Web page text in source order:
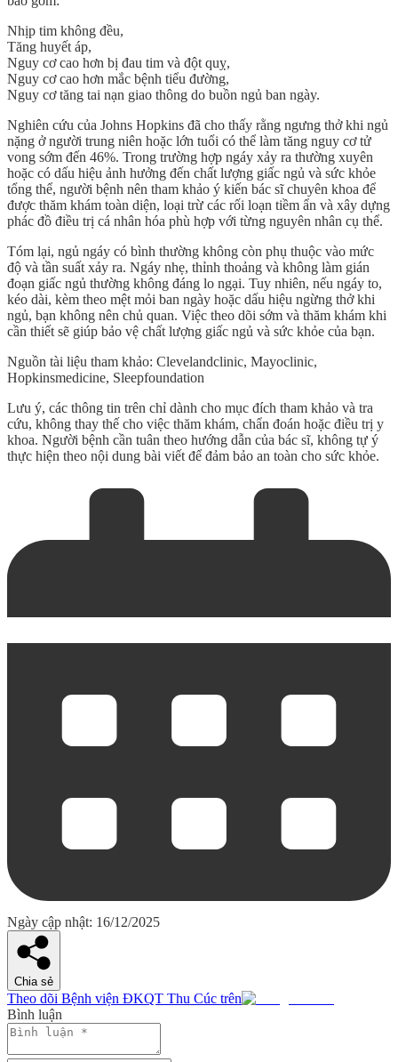
Nhịp tim không đều,
Tăng huyết áp,
Nguy cơ cao hơn bị đau tim và đột quỵ,
Nguy cơ cao hơn mắc bệnh tiểu đường,
Nguy cơ tăng tai nạn giao thông do buồn ngủ ban ngày.
Nghiên cứu của Johns Hopkins đã cho thấy rằng ngưng thở khi ngủ
nặng ở người trung niên hoặc lớn tuổi có thể làm tăng nguy cơ tử
vong sớm đến 46%. Trong trường hợp ngáy xảy ra thường xuyên
hoặc có dấu hiệu ảnh hưởng đến chất lượng giấc ngủ và sức khỏe
tổng thể, người bệnh nên tham khảo ý kiến bác sĩ chuyên khoa để
được thăm khám toàn diện, loại trừ các rối loạn tiềm ẩn và xây dựng
phác đồ điều trị cá nhân hóa phù hợp với từng nguyên nhân cụ thể.
Tóm lại, ngủ ngáy có bình thường không còn phụ thuộc vào mức
độ và tần suất xảy ra. Ngáy nhẹ, thỉnh thoảng và không làm gián
đoạn giấc ngủ thường không đáng lo ngại. Tuy nhiên, nếu ngáy to,
kéo dài, kèm theo mệt mỏi ban ngày hoặc dấu hiệu ngừng thở khi
ngủ, bạn không nên chủ quan. Việc theo dõi sớm và thăm khám khi
cần thiết sẽ giúp bảo vệ chất lượng giấc ngủ và sức khỏe của bạn.
Nguồn tài liệu tham khảo: Clevelandclinic, Mayoclinic,
Hopkinsmedicine, Sleepfoundation
Lưu ý, các thông tin trên chỉ dành cho mục đích tham khảo và tra
cứu, không thay thế cho việc thăm khám, chẩn đoán hoặc điều trị y
khoa. Người bệnh cần tuân theo hướng dẫn của bác sĩ, không tự ý
thực hiện theo nội dung bài viết để đảm bảo an toàn cho sức khỏe.
Ngày cập nhật: 16/12/2025
Chia sẻ
Theo dõi Bệnh viện ĐKQT Thu Cúc trên
Bình luận